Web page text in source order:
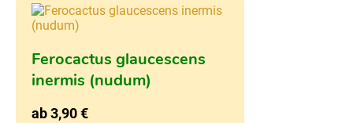
Ferocactus glaucescens
inermis (nudum)
ab3,90€